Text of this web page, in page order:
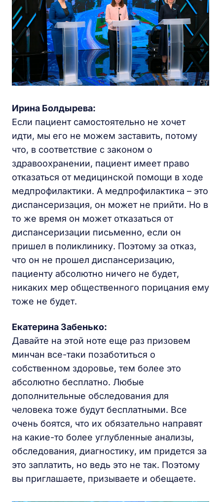
Ирина Болдырева:
Если пациент самостоятельно не хочет
идти, мы его не можем заставить, потому
что, в соответствие с законом о
здравоохранении, пациент имеет право
отказаться от медицинской помощи в ходе
медпрофилактики. А медпрофилактика – это
диспансеризация, он может не прийти. Но в
то же время он может отказаться от
диспансеризации письменно, если он
пришел в поликлинику. Поэтому за отказ,
что он не прошел диспансеризацию,
пациенту абсолютно ничего не будет,
никаких мер общественного порицания ему
тоже не будет.
Екатерина Забенько:
Давайте на этой ноте еще раз призовем
минчан все-таки позаботиться о
собственном здоровье, тем более это
абсолютно бесплатно. Любые
дополнительные обследования для
человека тоже будут бесплатными. Все
очень боятся, что их обязательно направят
на какие-то более углубленные анализы,
обследования, диагностику, им придется за
это заплатить, но ведь это не так. Поэтому
вы приглашаете, призываете и обещаете.